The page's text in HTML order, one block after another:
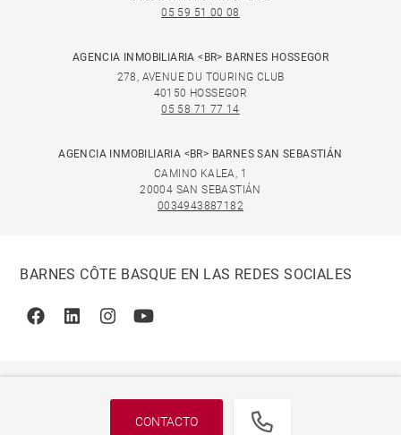
CONTACTO
05 59 51 00 08
AGENCIA INMOBILIARIA <BR> BARNES HOSSEGOR
278, AVENUE DU TOURING CLUB
40150 HOSSEGOR
05 58 71 77 14
AGENCIA INMOBILIARIA <BR> BARNES SAN SEBASTIÁN
CAMINO KALEA, 1
20004 SAN SEBASTIÁN
0034943887182
BARNES CÔTE BASQUE EN LAS REDES SOCIALES
FacebookLinkedinInstagramYoutube
© 2026 BARNES, INTERNATIONAL REALTY - BARNES